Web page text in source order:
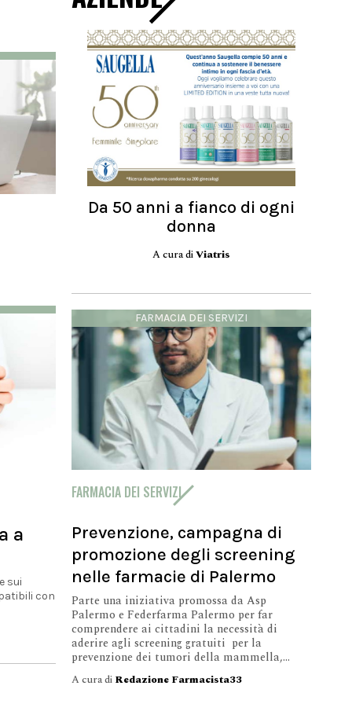
della
a
sui
con
Da 50 anni a fianco di ogni
donna
A cura diViatris
FARMACIA DEI SERVIZI
FARMACIA DEI SERVIZI
Prevenzione, campagna di
promozione degli screening
nelle farmacie di Palermo
Parte una iniziativa promossa da Asp
Palermo e Federfarma Palermo per far
comprendere ai cittadini la necessità di
aderire agli screening gratuiti per la
prevenzione dei tumori della mammella,...
A cura di Redazione Farmacista33